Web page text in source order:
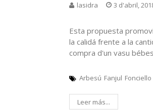
lasidra 3 d'abril,
Esta propuesta
la calidá frente a la
compra d'un vasu
Arbesú Fanjul Fonciello
Leer más...